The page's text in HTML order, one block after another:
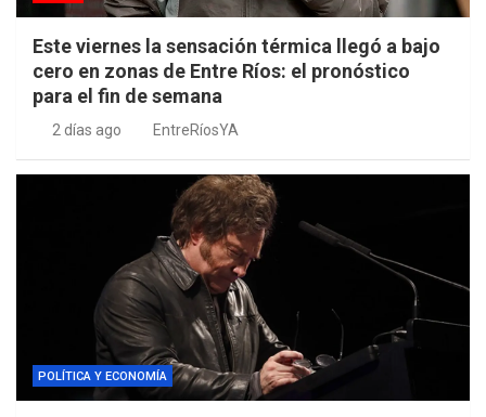
Este viernes la sensación térmica llegó a bajo
cero en zonas de Entre Ríos: el pronóstico
para el fin de semana
2 días ago EntreRíosYA
POLÍTICA Y ECONOMÍA